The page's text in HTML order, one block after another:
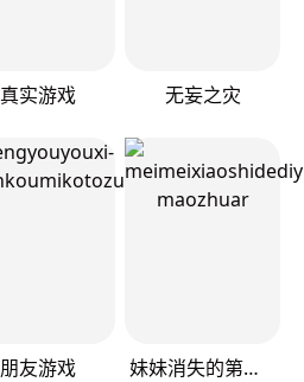
真实游戏 无妄之灾
朋友游戏 妹妹消失的第一百天